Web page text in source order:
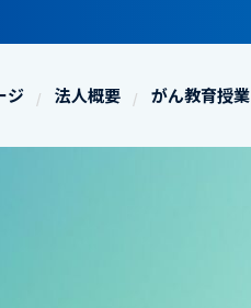
ジ 法人概要 がん教育授業